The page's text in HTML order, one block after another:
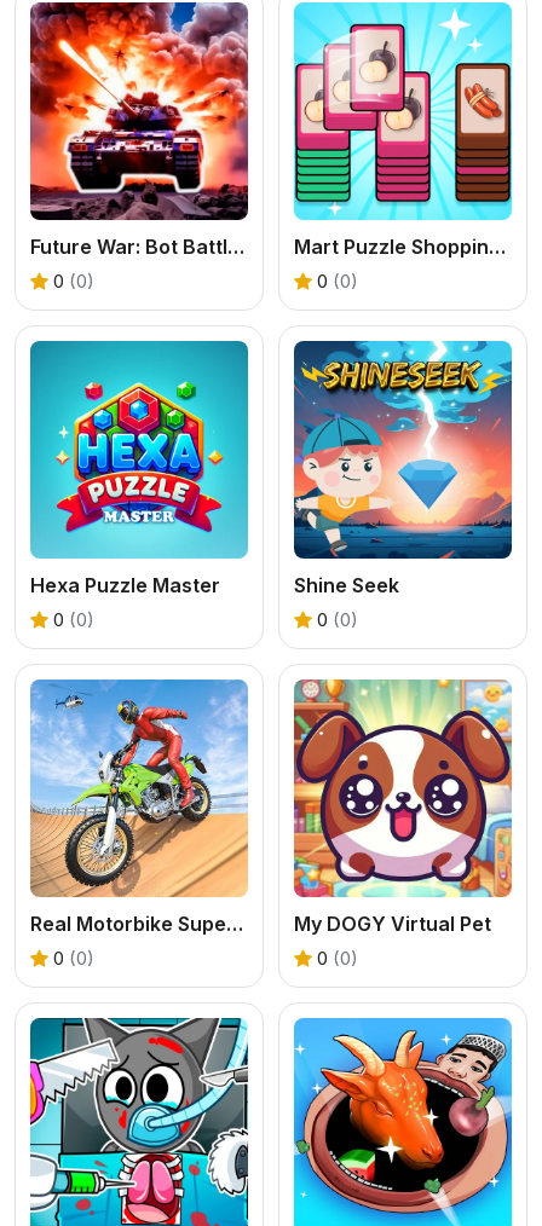
Future War: Bot Battle in Space 3D
0 (0)
Mart Puzzle Shopping Sort
0 (0)
Hexa Puzzle Master
0 (0)
Shine Seek
0 (0)
Real Motorbike Super Hero Stunt 3D
0 (0)
My DOGY Virtual Pet
0 (0)